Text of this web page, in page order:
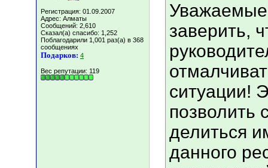
Регистрация: 01.09.2007
Адрес: Алматы
Сообщений: 2,610
Сказал(а) спасибо: 1,252
Поблагодарили 1,001 раз(а) в 368
сообщениях
Подарков: 4
Вес репутации: 119
заверить,
ситуации!
позволить
делиться
данного